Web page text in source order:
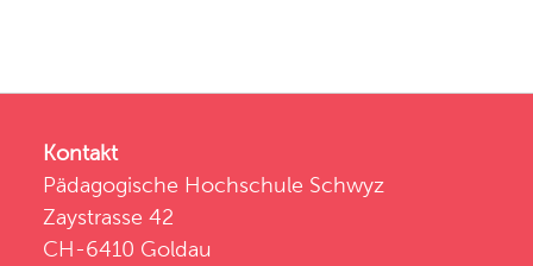
Kontakt
Pädagogische Hochschule Schwyz
Zaystrasse 42
CH-6410 Goldau